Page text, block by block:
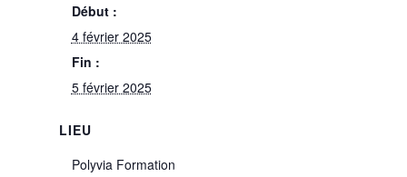
Début :
4 février 2025
Fin :
5 février 2025
LIEU
Polyvia Formation